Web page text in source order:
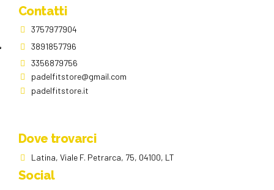
Contatti
3757977904
3891857796
3356879756
padelfitstore@gmail.com
padelfitstore.it
Dove trovarci
Latina, Viale F. Petrarca, 75, 04100, LT
Social